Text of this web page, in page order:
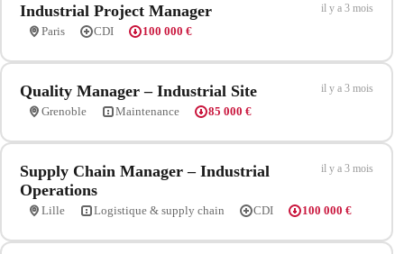
Industrial Project Manager il y a 3 mois
Paris CDI 100 000 €
Quality Manager – Industrial Site il y a 3 mois
Grenoble Maintenance 85 000 €
Supply Chain Manager – Industrial
Operations
il y a 3 mois
Lille Logistique & supply chain CDI 100 000 €